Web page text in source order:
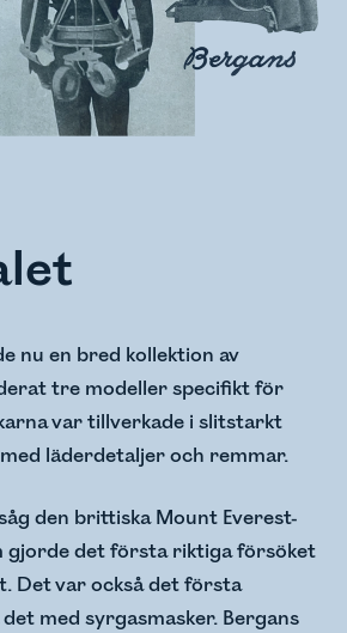
nu en bred kollektion av
tre modeller specifikt för
var tillverkade i slitstarkt
läderdetaljer och remmar.
den brittiska Mount Everest-
gjorde det första riktiga försöket
Det var också det första
med syrgasmasker. Bergans